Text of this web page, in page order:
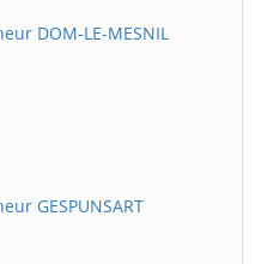
DOM-LE-MESNIL
GESPUNSART